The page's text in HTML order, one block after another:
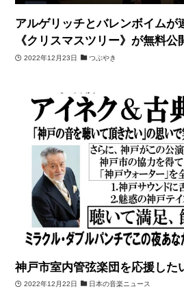
アルゲリッチとバレンボイムが
《クリスマスツリー》が無料公
2022年12月23日 つぶやき
神戸市室内管弦楽団を応援した
2022年12月22日 日本の音楽ニュース